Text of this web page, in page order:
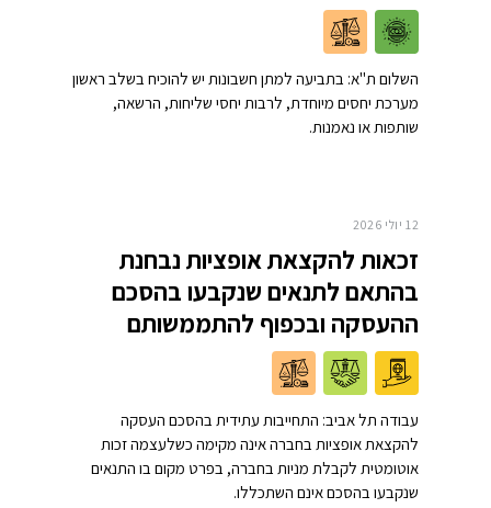
השלום ת"א: בתביעה למתן חשבונות יש להוכיח בשלב ראשון
מערכת יחסים מיוחדת, לרבות יחסי שליחות, הרשאה,
שותפות או נאמנות.
12 יולי 2026
זכאות להקצאת אופציות נבחנת
בהתאם לתנאים שנקבעו בהסכם
ההעסקה ובכפוף להתממשותם
עבודה תל אביב: התחייבות עתידית בהסכם העסקה
להקצאת אופציות בחברה אינה מקימה כשלעצמה זכות
אוטומטית לקבלת מניות בחברה, בפרט מקום בו התנאים
שנקבעו בהסכם אינם השתכללו.